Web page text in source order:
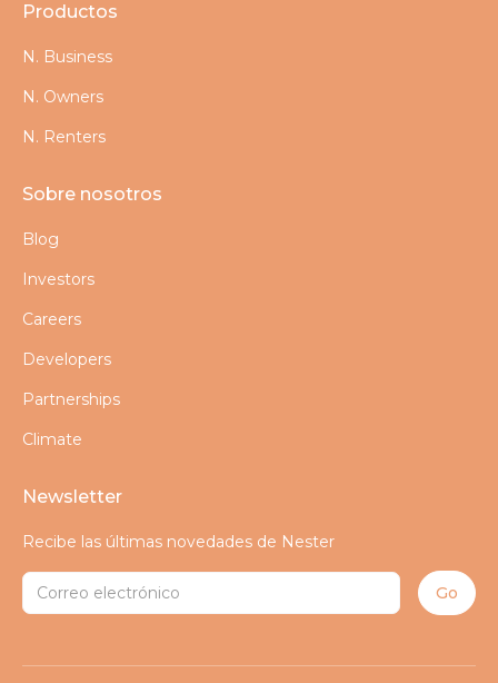
Productos
N. Business
N. Owners
N. Renters
Sobre nosotros
Blog
Investors
Careers
Developers
Partnerships
Climate
Newsletter
Recibe las últimas novedades de Nester